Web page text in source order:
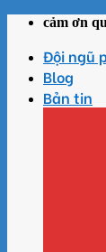
Skip
content
cảm ơn
Đội ngũ
Blog
Bản tin